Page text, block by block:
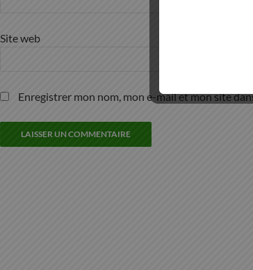
Site web
Enregistrer mon nom, mon e-mail et mon site